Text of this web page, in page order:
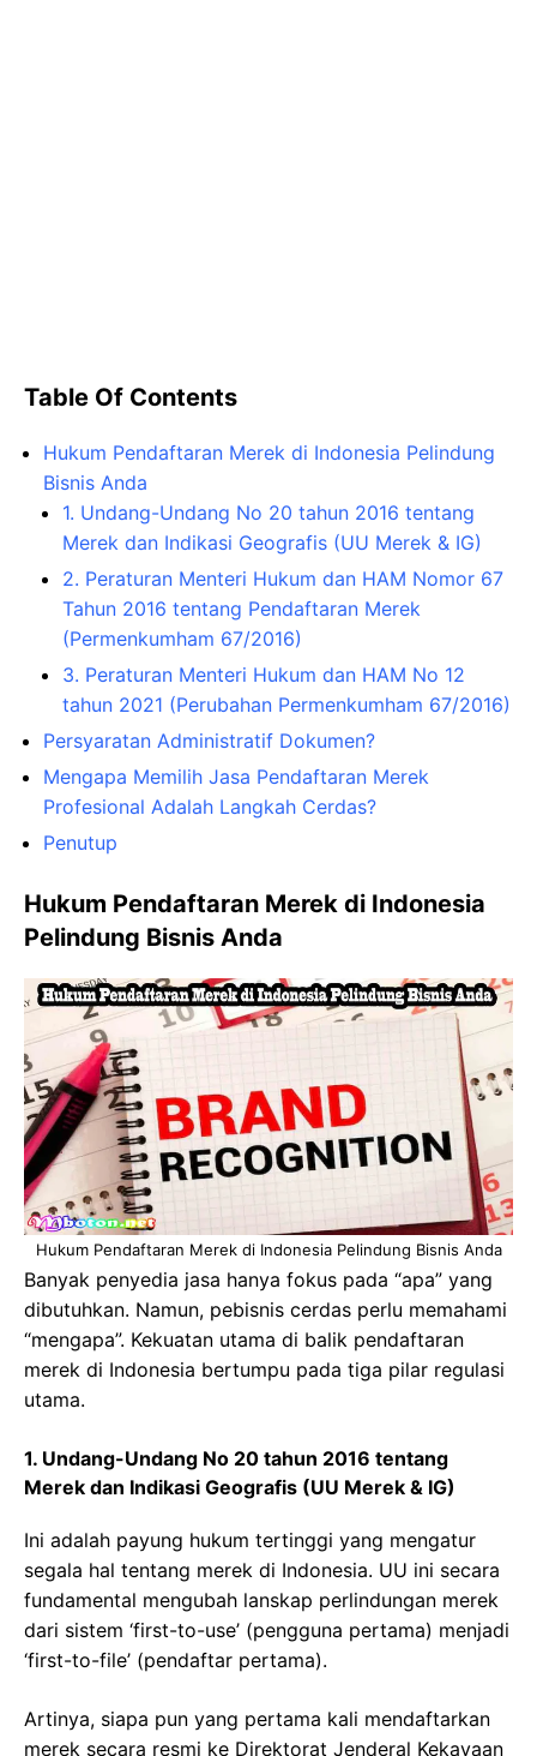
Table Of Contents
Hukum Pendaftaran Merek di Indonesia Pelindung
Bisnis Anda
1. Undang-Undang No 20 tahun 2016 tentang
Merek dan Indikasi Geografis (UU Merek & IG)
2. Peraturan Menteri Hukum dan HAM Nomor 67
Tahun 2016 tentang Pendaftaran Merek
(Permenkumham 67/2016)
3. Peraturan Menteri Hukum dan HAM No 12
tahun 2021 (Perubahan Permenkumham 67/2016)
Persyaratan Administratif Dokumen?
Mengapa Memilih Jasa Pendaftaran Merek
Profesional Adalah Langkah Cerdas?
Penutup
Hukum Pendaftaran Merek di Indonesia
Pelindung Bisnis Anda
Hukum Pendaftaran Merek di Indonesia Pelindung Bisnis Anda
Banyak penyedia jasa hanya fokus pada “apa” yang
dibutuhkan. Namun, pebisnis cerdas perlu memahami
“mengapa”. Kekuatan utama di balik pendaftaran
merek di Indonesia bertumpu pada tiga pilar regulasi
utama.
1. Undang-Undang No 20 tahun 2016 tentang
Merek dan Indikasi Geografis (UU Merek & IG)
Ini adalah payung hukum tertinggi yang mengatur
segala hal tentang merek di Indonesia. UU ini secara
fundamental mengubah lanskap perlindungan merek
dari sistem ‘first-to-use’ (pengguna pertama) menjadi
‘first-to-file’ (pendaftar pertama).
Artinya, siapa pun yang pertama kali mendaftarkan
merek secara resmi ke Direktorat Jenderal Kekayaan